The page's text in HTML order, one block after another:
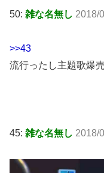
50: 雑な名無し 2018/
>>43
流行ったし主題歌爆
45: 雑な名無し 2018/